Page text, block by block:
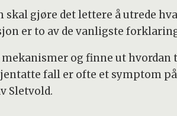
gjøre det lettere å utrede
er to av de vanligste
og finne ut
fall er ofte et symptom
Sletvold.